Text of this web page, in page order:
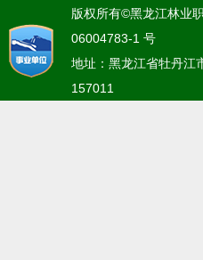
版权所有©黑龙江林
06004783-1 号
地址：黑龙江省牡丹
157011